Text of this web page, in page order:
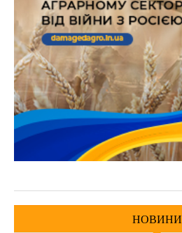
НОВИНИ